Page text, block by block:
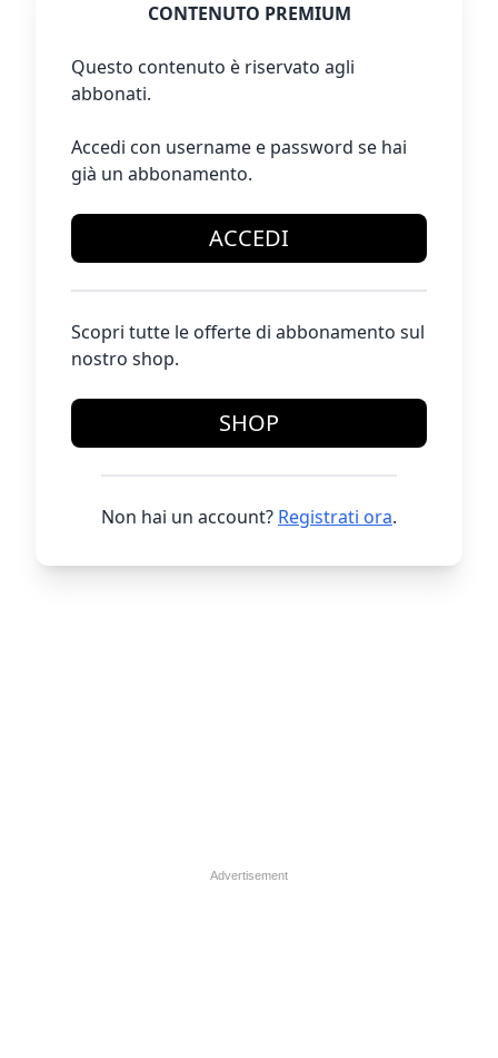
CONTENUTO PREMIUM
Questo contenuto è riservato agli
abbonati.
Accedi con username e password se hai
già un abbonamento.
ACCEDI
Scopri tutte le offerte di abbonamento sul
nostro shop.
SHOP
Non hai un account? Registrati ora.